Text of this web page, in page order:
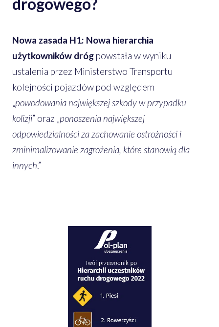
Nowa zasada H1: Nowa hierarchia
użytkowników dróg powstała w wyniku
ustalenia przez Ministerstwo Transportu
kolejności pojazdów pod względem
„powodowania największej szkody w przypadku
kolizji” oraz „ponoszenia największej
odpowiedzialności za zachowanie ostrożności i
zminimalizowanie zagrożenia, które stanowią dla
innych.”